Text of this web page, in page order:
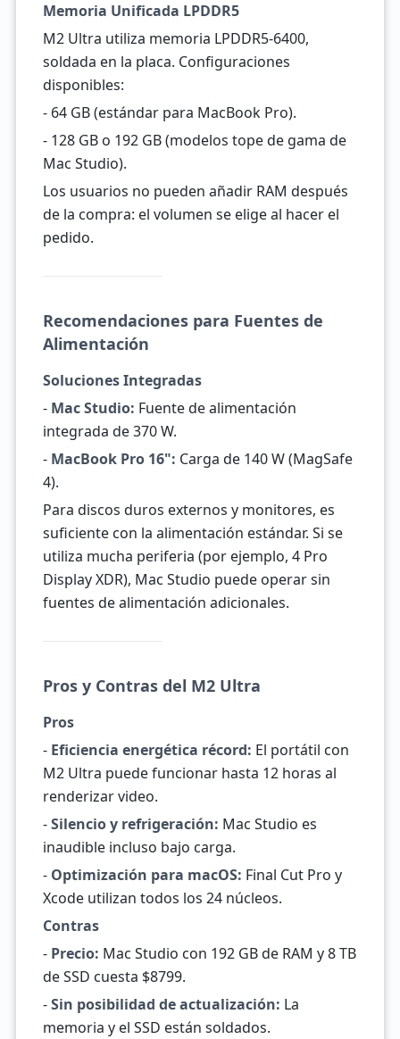
Memoria Unificada LPDDR5
M2 Ultra utiliza memoria LPDDR5-6400,
soldada en la placa. Configuraciones
disponibles:
- 64 GB (estándar para MacBook Pro).
- 128 GB o 192 GB (modelos tope de gama de
Mac Studio).
Los usuarios no pueden añadir RAM después
de la compra: el volumen se elige al hacer el
pedido.
Recomendaciones para Fuentes de
Alimentación
Soluciones Integradas
- Mac Studio: Fuente de alimentación
integrada de 370 W.
- MacBook Pro 16": Carga de 140 W (MagSafe
4).
Para discos duros externos y monitores, es
suficiente con la alimentación estándar. Si se
utiliza mucha periferia (por ejemplo, 4 Pro
Display XDR), Mac Studio puede operar sin
fuentes de alimentación adicionales.
Pros y Contras del M2 Ultra
Pros
- Eficiencia energética récord: El portátil con
M2 Ultra puede funcionar hasta 12 horas al
renderizar video.
-Silencio y refrigeración: Mac Studio es
inaudible incluso bajo carga.
- Optimización para macOS: Final Cut Pro y
Xcode utilizan todos los 24 núcleos.
Contras
- Precio: Mac Studio con 192 GB de RAM y 8 TB
de SSD cuesta $8799.
-Sin posibilidad de actualización: La
memoria y el SSD están soldados.